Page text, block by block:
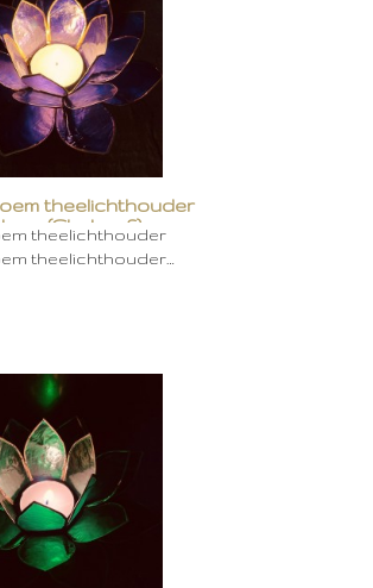
theelichthouder
(Chakra 6)
theelichthouder
theelichthouder…